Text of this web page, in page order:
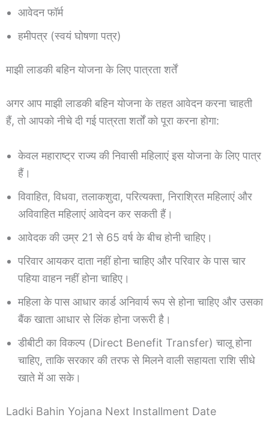
आवेदन फॉर्म
हमीपत्र (स्वयं घोषणा पत्र)
माझी लाडकी बहिन योजना के लिए पात्रता शर्तें
अगर आप माझी लाडकी बहिन योजना के तहत आवेदन करना चाहती
हैं, तो आपको नीचे दी गई पात्रता शर्तों को पूरा करना होगा:
केवल महाराष्ट्र राज्य की निवासी महिलाएं इस योजना के लिए पात्र
हैं।
विवाहित, विधवा, तलाकशुदा, परित्यक्ता, निराश्रित महिलाएं और
अविवाहित महिलाएं आवेदन कर सकती हैं।
आवेदक की उम्र 21 से 65 वर्ष के बीच होनी चाहिए।
परिवार आयकर दाता नहीं होना चाहिए और परिवार के पास चार
पहिया वाहन नहीं होना चाहिए।
महिला के पास आधार कार्ड अनिवार्य रूप से होना चाहिए और उसका
बैंक खाता आधार से लिंक होना जरूरी है।
डीबीटी का विकल्प (Direct Benefit Transfer) चालू होना
चाहिए, ताकि सरकार की तरफ से मिलने वाली सहायता राशि सीधे
खाते में आ सके।
Ladki Bahin Yojana Next Installment Date